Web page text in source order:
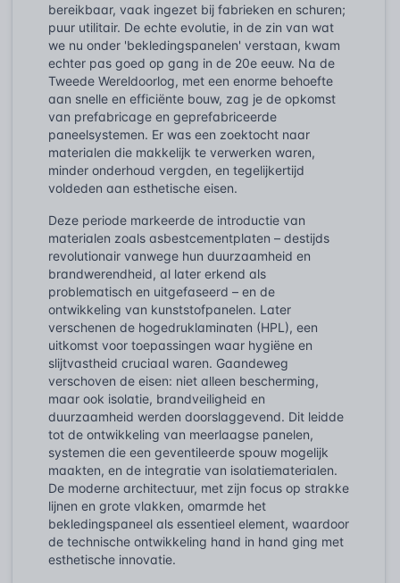
bereikbaar, vaak ingezet bij fabrieken en schuren;
puur utilitair. De echte evolutie, in de zin van wat
we nu onder 'bekledingspanelen' verstaan, kwam
echter pas goed op gang in de 20e eeuw. Na de
Tweede Wereldoorlog, met een enorme behoefte
aan snelle en efficiënte bouw, zag je de opkomst
van prefabricage en geprefabriceerde
paneelsystemen. Er was een zoektocht naar
materialen die makkelijk te verwerken waren,
minder onderhoud vergden, en tegelijkertijd
voldeden aan esthetische eisen.
Deze periode markeerde de introductie van
materialen zoals asbestcementplaten – destijds
revolutionair vanwege hun duurzaamheid en
brandwerendheid, al later erkend als
problematisch en uitgefaseerd – en de
ontwikkeling van kunststofpanelen. Later
verschenen de hogedruklaminaten (HPL), een
uitkomst voor toepassingen waar hygiëne en
slijtvastheid cruciaal waren. Gaandeweg
verschoven de eisen: niet alleen bescherming,
maar ook isolatie, brandveiligheid en
duurzaamheid werden doorslaggevend. Dit leidde
tot de ontwikkeling van meerlaagse panelen,
systemen die een geventileerde spouw mogelijk
maakten, en de integratie van isolatiematerialen.
De moderne architectuur, met zijn focus op strakke
lijnen en grote vlakken, omarmde het
bekledingspaneel als essentieel element, waardoor
de technische ontwikkeling hand in hand ging met
esthetische innovatie.